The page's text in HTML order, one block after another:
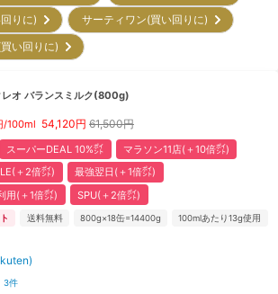
回りに)
サーティワン(買い回りに)
買い回りに)
レオ バランスミルク(800g)
/100ml 54,120円 61,500円
スーパーDEAL 10%㌽
マラソン11店(＋10倍㌽)
＋2倍㌽)
最強翌日(＋1倍㌽)
用(＋1倍㌽)
SPU(＋2倍㌽)
送料無料 800g×18缶=14400g 100mlあたり13g使用
3件